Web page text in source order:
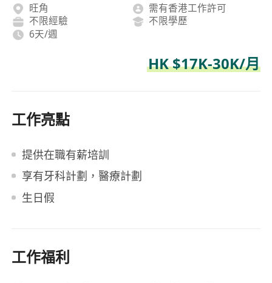
旺角
需有香港工作許可
不限經驗
不限學歷
6天/週
HK $17K-30K/月
工作亮點
提供在職有薪培訓
享有牙科計劃，醫療計劃
生日假
工作福利